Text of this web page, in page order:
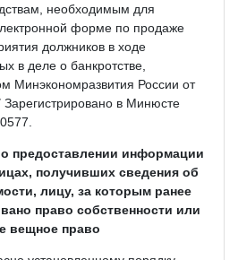
необходимым для
форме по продаже
должников в ходе
в деле о банкротстве,
Минэкономразвития России от
Зарегистрировано в Минюсте
предоставлении информации
получивших сведения об
лицу, за которым ранее
право собственности или
вещное право